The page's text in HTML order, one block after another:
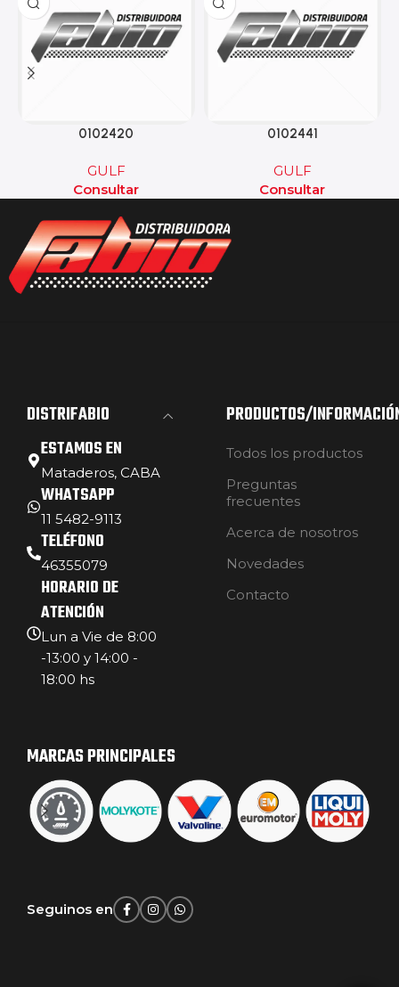
0102420
GULF
Consultar
0102441
GULF
Consultar
DISTRIFABIO
ESTAMOS EN
Mataderos, CABA
WHATSAPP
11 5482-9113
TELÉFONO
46355079
HORARIO DE
ATENCIÓN
Lun a Vie de 8:00
-13:00 y 14:00 -
18:00 hs
PRODUCTOS/
Todos los productos
Preguntas
frecuentes
Acerca de nosotros
Novedades
Contacto
MARCAS PRINCIPALES
Seguinos en